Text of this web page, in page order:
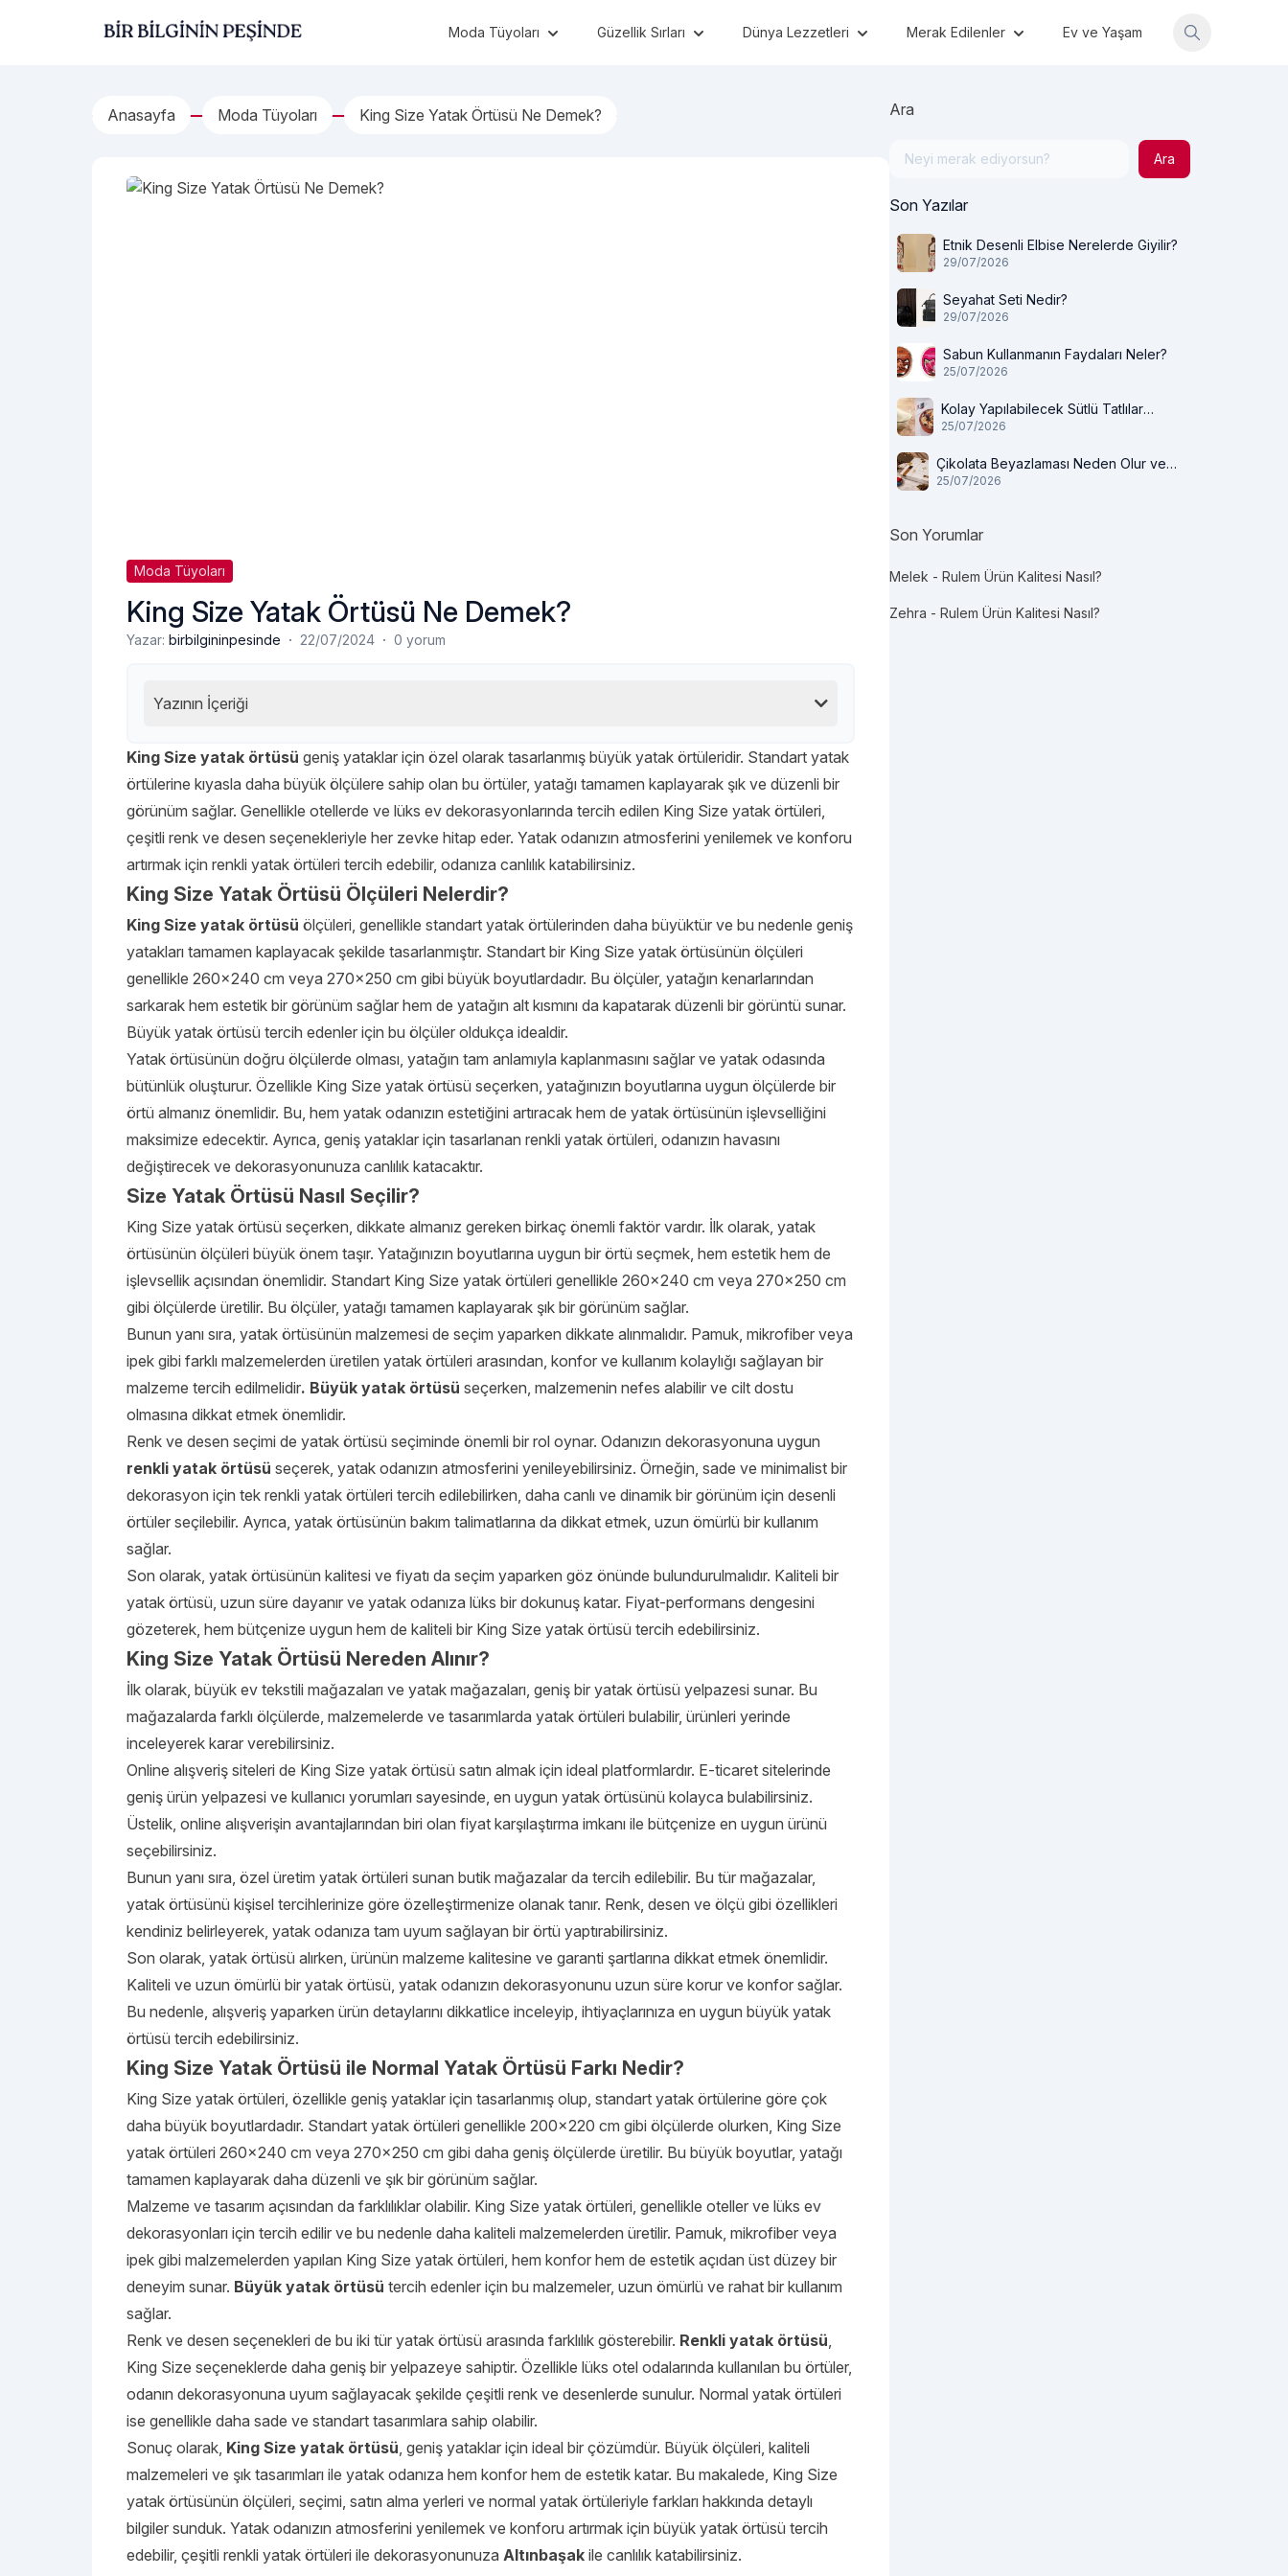
Bir Bilginin Peşinde! Moda Tüyoları Güzellik Sırları Dünya Lezzetleri Merak Edilenler Ev ve Yaşam
Anasayfa Moda Tüyoları King Size Yatak Örtüsü Ne Demek?
Moda Tüyoları
King Size Yatak Örtüsü Ne Demek?
Yazar: birbilgininpesinde · 22/07/2024 · 0 yorum
Yazının İçeriği
King Size yatak örtüsü geniş yataklar için özel olarak tasarlanmış büyük yatak örtüleridir. Standart yatak
örtülerine kıyasla daha büyük ölçülere sahip olan bu örtüler, yatağı tamamen kaplayarak şık ve düzenli bir
görünüm sağlar. Genellikle otellerde ve lüks ev dekorasyonlarında tercih edilen King Size yatak örtüleri,
çeşitli renk ve desen seçenekleriyle her zevke hitap eder. Yatak odanızın atmosferini yenilemek ve konforu
artırmak için renkli yatak örtüleri tercih edebilir, odanıza canlılık katabilirsiniz.
King Size Yatak Örtüsü Ölçüleri Nelerdir?
King Size yatak örtüsü ölçüleri, genellikle standart yatak örtülerinden daha büyüktür ve bu nedenle geniş
yatakları tamamen kaplayacak şekilde tasarlanmıştır. Standart bir King Size yatak örtüsünün ölçüleri
genellikle 260×240 cm veya 270×250 cm gibi büyük boyutlardadır. Bu ölçüler, yatağın kenarlarından
sarkarak hem estetik bir görünüm sağlar hem de yatağın alt kısmını da kapatarak düzenli bir görüntü sunar.
Büyük yatak örtüsü tercih edenler için bu ölçüler oldukça idealdir.
Yatak örtüsünün doğru ölçülerde olması, yatağın tam anlamıyla kaplanmasını sağlar ve yatak odasında
bütünlük oluşturur. Özellikle King Size yatak örtüsü seçerken, yatağınızın boyutlarına uygun ölçülerde bir
örtü almanız önemlidir. Bu, hem yatak odanızın estetiğini artıracak hem de yatak örtüsünün işlevselliğini
maksimize edecektir. Ayrıca, geniş yataklar için tasarlanan renkli yatak örtüleri, odanızın havasını
değiştirecek ve dekorasyonunuza canlılık katacaktır.
Size Yatak Örtüsü Nasıl Seçilir?
King Size yatak örtüsü seçerken, dikkate almanız gereken birkaç önemli faktör vardır. İlk olarak, yatak
örtüsünün ölçüleri büyük önem taşır. Yatağınızın boyutlarına uygun bir örtü seçmek, hem estetik hem de
işlevsellik açısından önemlidir. Standart King Size yatak örtüleri genellikle 260×240 cm veya 270×250 cm
gibi ölçülerde üretilir. Bu ölçüler, yatağı tamamen kaplayarak şık bir görünüm sağlar.
Bunun yanı sıra, yatak örtüsünün malzemesi de seçim yaparken dikkate alınmalıdır. Pamuk, mikrofiber veya
ipek gibi farklı malzemelerden üretilen yatak örtüleri arasından, konfor ve kullanım kolaylığı sağlayan bir
malzeme tercih edilmelidir. Büyük yatak örtüsü seçerken, malzemenin nefes alabilir ve cilt dostu
olmasına dikkat etmek önemlidir.
Renk ve desen seçimi de yatak örtüsü seçiminde önemli bir rol oynar. Odanızın dekorasyonuna uygun
renkli yatak örtüsü seçerek, yatak odanızın atmosferini yenileyebilirsiniz. Örneğin, sade ve minimalist bir
dekorasyon için tek renkli yatak örtüleri tercih edilebilirken, daha canlı ve dinamik bir görünüm için desenli
örtüler seçilebilir. Ayrıca, yatak örtüsünün bakım talimatlarına da dikkat etmek, uzun ömürlü bir kullanım
sağlar.
Son olarak, yatak örtüsünün kalitesi ve fiyatı da seçim yaparken göz önünde bulundurulmalıdır. Kaliteli bir
yatak örtüsü, uzun süre dayanır ve yatak odanıza lüks bir dokunuş katar. Fiyat-performans dengesini
gözeterek, hem bütçenize uygun hem de kaliteli bir King Size yatak örtüsü tercih edebilirsiniz.
King Size Yatak Örtüsü Nereden Alınır?
İlk olarak, büyük ev tekstili mağazaları ve yatak mağazaları, geniş bir yatak örtüsü yelpazesi sunar. Bu
mağazalarda farklı ölçülerde, malzemelerde ve tasarımlarda yatak örtüleri bulabilir, ürünleri yerinde
inceleyerek karar verebilirsiniz.
Online alışveriş siteleri de King Size yatak örtüsü satın almak için ideal platformlardır. E-ticaret sitelerinde
geniş ürün yelpazesi ve kullanıcı yorumları sayesinde, en uygun yatak örtüsünü kolayca bulabilirsiniz.
Üstelik, online alışverişin avantajlarından biri olan fiyat karşılaştırma imkanı ile bütçenize en uygun ürünü
seçebilirsiniz.
Bunun yanı sıra, özel üretim yatak örtüleri sunan butik mağazalar da tercih edilebilir. Bu tür mağazalar,
yatak örtüsünü kişisel tercihlerinize göre özelleştirmenize olanak tanır. Renk, desen ve ölçü gibi özellikleri
kendiniz belirleyerek, yatak odanıza tam uyum sağlayan bir örtü yaptırabilirsiniz.
Son olarak, yatak örtüsü alırken, ürünün malzeme kalitesine ve garanti şartlarına dikkat etmek önemlidir.
Kaliteli ve uzun ömürlü bir yatak örtüsü, yatak odanızın dekorasyonunu uzun süre korur ve konfor sağlar.
Bu nedenle, alışveriş yaparken ürün detaylarını dikkatlice inceleyip, ihtiyaçlarınıza en uygun büyük yatak
örtüsü tercih edebilirsiniz.
King Size Yatak Örtüsü ile Normal Yatak Örtüsü Farkı Nedir?
King Size yatak örtüleri, özellikle geniş yataklar için tasarlanmış olup, standart yatak örtülerine göre çok
daha büyük boyutlardadır. Standart yatak örtüleri genellikle 200×220 cm gibi ölçülerde olurken, King Size
yatak örtüleri 260×240 cm veya 270×250 cm gibi daha geniş ölçülerde üretilir. Bu büyük boyutlar, yatağı
tamamen kaplayarak daha düzenli ve şık bir görünüm sağlar.
Malzeme ve tasarım açısından da farklılıklar olabilir. King Size yatak örtüleri, genellikle oteller ve lüks ev
dekorasyonları için tercih edilir ve bu nedenle daha kaliteli malzemelerden üretilir. Pamuk, mikrofiber veya
ipek gibi malzemelerden yapılan King Size yatak örtüleri, hem konfor hem de estetik açıdan üst düzey bir
deneyim sunar. Büyük yatak örtüsü tercih edenler için bu malzemeler, uzun ömürlü ve rahat bir kullanım
sağlar.
Renk ve desen seçenekleri de bu iki tür yatak örtüsü arasında farklılık gösterebilir. Renkli yatak örtüsü,
King Size seçeneklerde daha geniş bir yelpazeye sahiptir. Özellikle lüks otel odalarında kullanılan bu örtüler,
odanın dekorasyonuna uyum sağlayacak şekilde çeşitli renk ve desenlerde sunulur. Normal yatak örtüleri
ise genellikle daha sade ve standart tasarımlara sahip olabilir.
Sonuç olarak, King Size yatak örtüsü, geniş yataklar için ideal bir çözümdür. Büyük ölçüleri, kaliteli
malzemeleri ve şık tasarımları ile yatak odanıza hem konfor hem de estetik katar. Bu makalede, King Size
yatak örtüsünün ölçüleri, seçimi, satın alma yerleri ve normal yatak örtüleriyle farkları hakkında detaylı
bilgiler sunduk. Yatak odanızın atmosferini yenilemek ve konforu artırmak için büyük yatak örtüsü tercih
edebilir, çeşitli renkli yatak örtüleri ile dekorasyonunuza Altınbaşak ile canlılık katabilirsiniz.
Ara
Ara
Son Yazılar
Etnik Desenli Elbise Nerelerde Giyilir?
29/07/2026
Seyahat Seti Nedir?
29/07/2026
Sabun Kullanmanın Faydaları Neler?
25/07/2026
Kolay Yapılabilecek Sütlü Tatlılar
Nelerdir?
25/07/2026
Çikolata Beyazlaması Neden Olur ve
Tüketilir mi?
25/07/2026
Son Yorumlar
Melek - Rulem Ürün Kalitesi Nasıl?
Zehra - Rulem Ürün Kalitesi Nasıl?